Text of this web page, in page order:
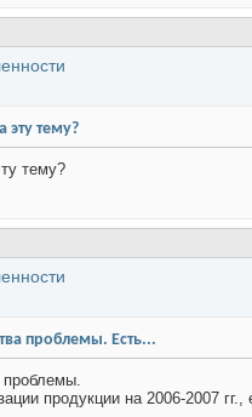
эту тему?
тему?
проблемы. Есть...
продукции на 2006-2007